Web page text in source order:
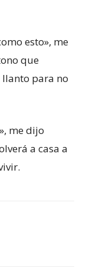
esto», me
que
para no
me dijo
a casa a